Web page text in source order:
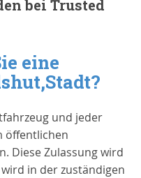
bei Trusted
eine
?
und jeder
öffentlichen
Diese Zulassung wird
in der zuständigen